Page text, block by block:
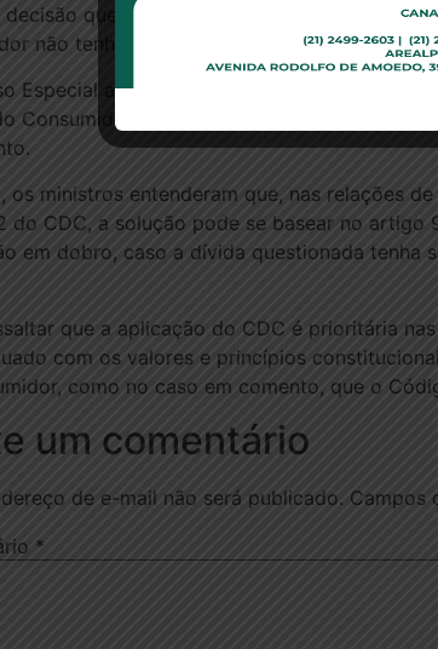
decisão que condenou um banco a devolver
não tenha chegado a fazer o pagamento
Especial ao STJ foi interposto pelo banco,
Consumidor prevê a devolução em dobro
os ministros entenderam que, nas relações
do CDC, a solução pode se basear no
em dobro, caso a dívida questionada tenha
que a aplicação do CDC é prioritária
com os valores e princípios
como no caso em comento, que o
um comentário
de e-mail não será publicado. Campos
*